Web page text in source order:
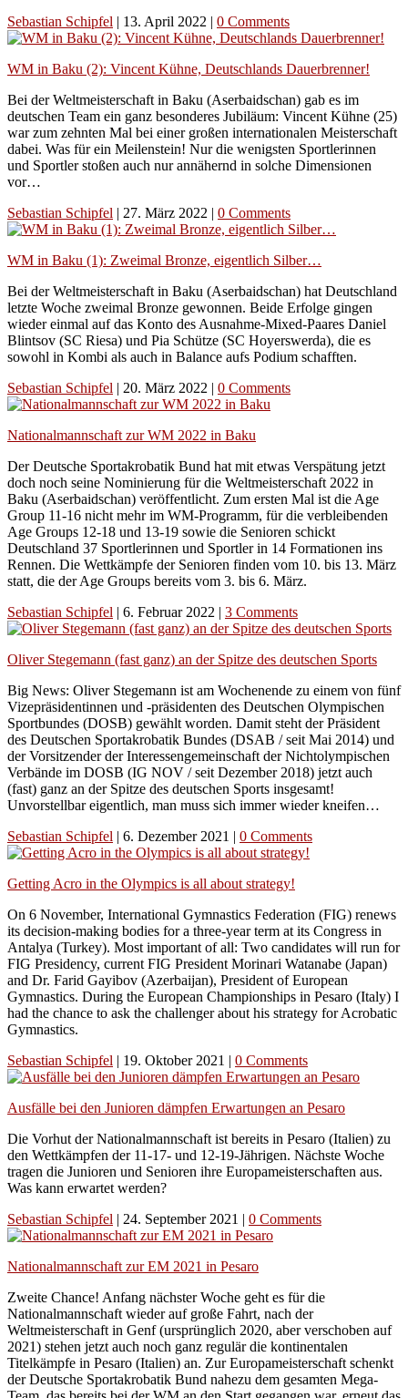
Sebastian Schipfel | 13. April 2022 | 0 Comments
WM in Baku (2): Vincent Kühne, Deutschlands Dauerbrenner!
Bei der Weltmeisterschaft in Baku (Aserbaidschan) gab es im
deutschen Team ein ganz besonderes Jubiläum: Vincent Kühne (25)
war zum zehnten Mal bei einer großen internationalen Meisterschaft
dabei. Was für ein Meilenstein! Nur die wenigsten Sportlerinnen
und Sportler stoßen auch nur annähernd in solche Dimensionen
vor…
Sebastian Schipfel | 27. März 2022 | 0 Comments
WM in Baku (1): Zweimal Bronze, eigentlich Silber…
Bei der Weltmeisterschaft in Baku (Aserbaidschan) hat Deutschland
letzte Woche zweimal Bronze gewonnen. Beide Erfolge gingen
wieder einmal auf das Konto des Ausnahme-Mixed-Paares Daniel
Blintsov (SC Riesa) und Pia Schütze (SC Hoyerswerda), die es
sowohl in Kombi als auch in Balance aufs Podium schafften.
Sebastian Schipfel | 20. März 2022 | 0 Comments
Nationalmannschaft zur WM 2022 in Baku
Der Deutsche Sportakrobatik Bund hat mit etwas Verspätung jetzt
doch noch seine Nominierung für die Weltmeisterschaft 2022 in
Baku (Aserbaidschan) veröffentlicht. Zum ersten Mal ist die Age
Group 11-16 nicht mehr im WM-Programm, für die verbleibenden
Age Groups 12-18 und 13-19 sowie die Senioren schickt
Deutschland 37 Sportlerinnen und Sportler in 14 Formationen ins
Rennen. Die Wettkämpfe der Senioren finden vom 10. bis 13. März
statt, die der Age Groups bereits vom 3. bis 6. März.
Sebastian Schipfel | 6. Februar 2022 | 3 Comments
Oliver Stegemann (fast ganz) an der Spitze des deutschen Sports
Big News: Oliver Stegemann ist am Wochenende zu einem von fünf
Vizepräsidentinnen und -präsidenten des Deutschen Olympischen
Sportbundes (DOSB) gewählt worden. Damit steht der Präsident
des Deutschen Sportakrobatik Bundes (DSAB / seit Mai 2014) und
der Vorsitzender der Interessengemeinschaft der Nichtolympischen
Verbände im DOSB (IG NOV / seit Dezember 2018) jetzt auch
(fast) ganz an der Spitze des deutschen Sports insgesamt!
Unvorstellbar eigentlich, man muss sich immer wieder kneifen…
Sebastian Schipfel | 6. Dezember 2021 | 0 Comments
Getting Acro in the Olympics is all about strategy!
On 6 November, International Gymnastics Federation (FIG) renews
its decision-making bodies for a three-year term at its Congress in
Antalya (Turkey). Most important of all: Two candidates will run for
FIG Presidency, current FIG President Morinari Watanabe (Japan)
and Dr. Farid Gayibov (Azerbaijan), President of European
Gymnastics. During the European Championships in Pesaro (Italy) I
had the chance to ask the challenger about his strategy for Acrobatic
Gymnastics.
Sebastian Schipfel | 19. Oktober 2021 | 0 Comments
Ausfälle bei den Junioren dämpfen Erwartungen an Pesaro
Die Vorhut der Nationalmannschaft ist bereits in Pesaro (Italien) zu
den Wettkämpfen der 11-17- und 12-19-Jährigen. Nächste Woche
tragen die Junioren und Senioren ihre Europameisterschaften aus.
Was kann erwartet werden?
Sebastian Schipfel | 24. September 2021 | 0 Comments
Nationalmannschaft zur EM 2021 in Pesaro
Zweite Chance! Anfang nächster Woche geht es für die
Nationalmannschaft wieder auf große Fahrt, nach der
Weltmeisterschaft in Genf (ursprünglich 2020, aber verschoben auf
2021) stehen jetzt auch noch ganz regulär die kontinentalen
Titelkämpfe in Pesaro (Italien) an. Zur Europameisterschaft schenkt
der Deutsche Sportakrobatik Bund nahezu dem gesamten Mega-